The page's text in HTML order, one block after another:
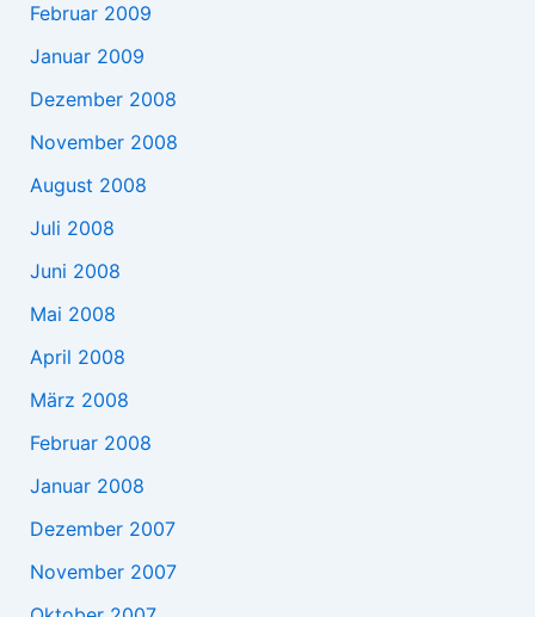
Februar 2009
Januar 2009
Dezember 2008
November 2008
August 2008
Juli 2008
Juni 2008
Mai 2008
April 2008
März 2008
Februar 2008
Januar 2008
Dezember 2007
November 2007